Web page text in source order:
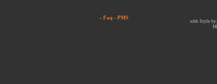
- Faq - PMS
wbb Style